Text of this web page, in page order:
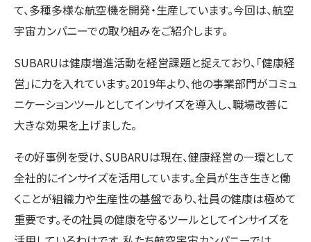
て、多種多様な航空機を開発・生産しています。今回は、航空
宇宙カンパニーでの取り組みをご紹介します。
SUBARUは健康増進活動を経営課題と捉えており、「健康経
営」に力を入れています。2019年より、他の事業部門がコミュ
ニケーションツールとしてインサイズを導入し、職場改善に
大きな効果を上げました。
その好事例を受け、SUBARUは現在、健康経営の一環として
全社的にインサイズを活用しています。全員が生き生きと働
くことが組織力や生産性の基盤であり、社員の健康は極めて
重要です。その社員の健康を守るツールとしてインサイズを